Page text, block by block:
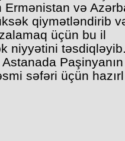
Ermənistan və
qiymətləndirib
üçün bu il
niyyətini
səfəri üçün